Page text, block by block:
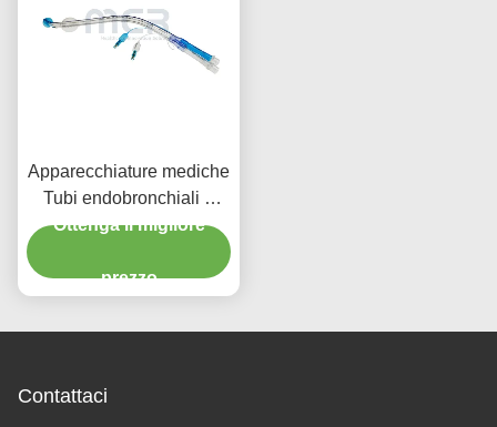
Apparecchiature mediche
Tubi endobronchiali a
doppio lumen con canale
Ottenga il migliore
prezzo
Contattaci